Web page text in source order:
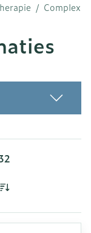
/ Complex -